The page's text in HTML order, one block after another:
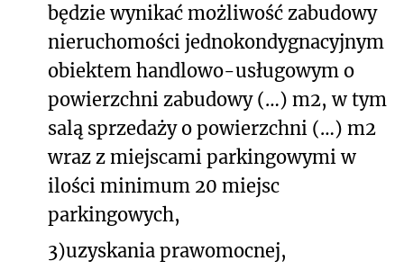
będzie wynikać możliwość zabudowy
nieruchomości jednokondygnacyjnym
obiektem handlowo-usługowym o
powierzchni zabudowy (…) m2, w tym
salą sprzedaży o powierzchni (…) m2
wraz z miejscami parkingowymi w
ilości minimum 20 miejsc
parkingowych,
3)uzyskania prawomocnej,